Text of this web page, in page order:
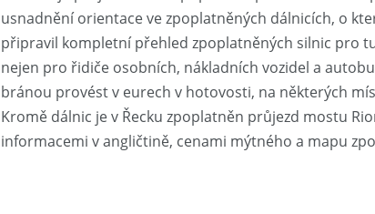
usnadnění orientace ve zpoplatněných dálnicích, o
připravil kompletní přehled zpoplatněných silnic pro
nejen pro řidiče osobních, nákladních vozidel a
bránou provést v eurech v hotovosti, na některých
Kromě dálnic je v Řecku zpoplatněn průjezd mostu
informacemi v angličtině, cenami mýtného a mapu